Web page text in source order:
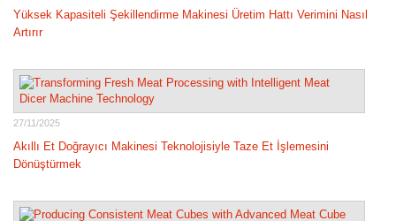
Yüksek Kapasiteli Şekillendirme Makinesi Üretim Hattı Verimini Nasıl
Artırır
27/11/2025
Akıllı Et Doğrayıcı Makinesi Teknolojisiyle Taze Et İşlemesini
Dönüştürmek